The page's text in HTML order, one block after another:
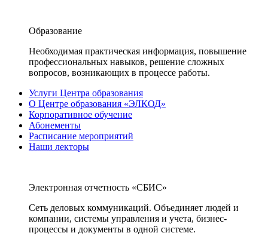
Образование
Необходимая практическая информация, повышение
профессиональных навыков, решение сложных
вопросов, возникающих в процессе работы.
Услуги Центра образования
О Центре образования «ЭЛКОД»
Корпоративное обучение
Абонементы
Расписание мероприятий
Наши лекторы
Электронная отчетность «СБИС»
Сеть деловых коммуникаций. Объединяет людей и
компании, системы управления и учета, бизнес-
процессы и документы в одной системе.